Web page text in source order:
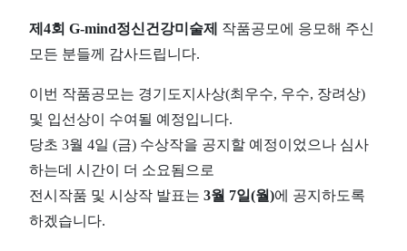
제4회 G-mind정신건강미술제
작품공모에 응모해 주신
모든 분들께 감사드립니다.
이번 작품공모는 경기도지사상(최우수, 우수, 장려상)
및 입선상이 수여될 예정입니다.
당초 3월 4일 (금) 수상작을 공지할 예정이었으나 심사
하는데 시간이 더 소요됨으로
전시작품 및 시상작 발표는 3월 7일(월)에 공지하도록
하겠습니다.